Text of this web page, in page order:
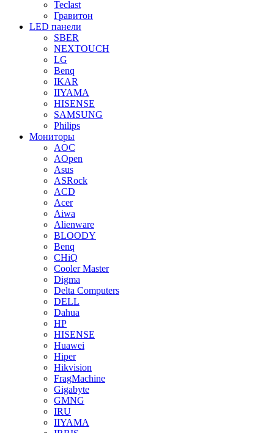
Teclast
Гравитон
LED панели
SBER
NEXTOUCH
LG
Benq
IKAR
IIYAMA
HISENSE
SAMSUNG
Philips
Мониторы
AOC
AOpen
Asus
ASRock
ACD
Acer
Aiwa
Alienware
BLOODY
Benq
CHiQ
Cooler Master
Digma
Delta Computers
DELL
Dahua
HP
HISENSE
Huawei
Hiper
Hikvision
FragMachine
Gigabyte
GMNG
IRU
IIYAMA